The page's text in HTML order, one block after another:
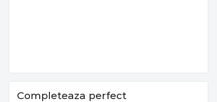
Completeaza perfect